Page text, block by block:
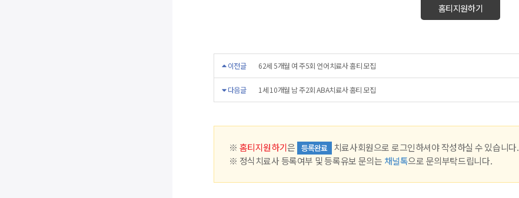
홈티지원하기
이전글 62세 5개월 여 주5회 언어치료사 홈티 모집
다음글 1세 10개월 남 주2회 ABA치료사 홈티 모집
※ 홈티지원하기은 등록완료
치료사회원으로 로그인하셔야 작성하실 수 있습니다.
※ 정식치료사 등록여부 및 등록유보 문의는 채널톡으로 문의부탁드립니다.